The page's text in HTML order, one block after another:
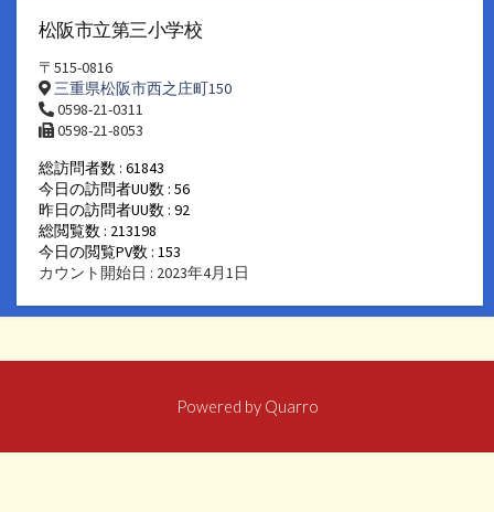
松阪市立第三小学校
〒515-0816
三重県松阪市西之庄町150
0598-21-0311
0598-21-8053
総訪問者数 : 61843
今日の訪問者UU数 : 56
昨日の訪問者UU数 : 92
総閲覧数 : 213198
今日の閲覧PV数 : 153
カウント開始日 : 2023年4月1日
Powered by Quarro